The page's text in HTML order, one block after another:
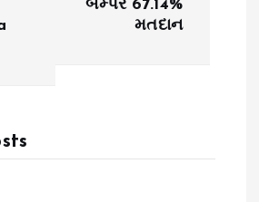
બમ્પર 67.14%
મતદાન